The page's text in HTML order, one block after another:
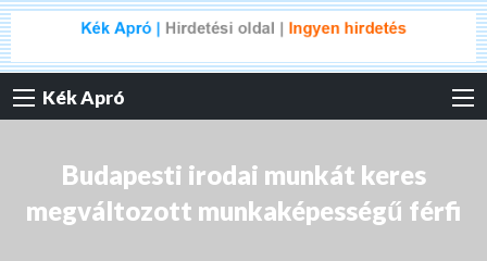
Kék Apró
Budapesti irodai munkát keres
megváltozott munkaképességű férfi